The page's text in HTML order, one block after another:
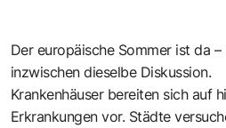
Der europäische Sommer ist da
inzwischen dieselbe Diskussion.
Krankenhäuser bereiten sich auf
Erkrankungen vor. Städte